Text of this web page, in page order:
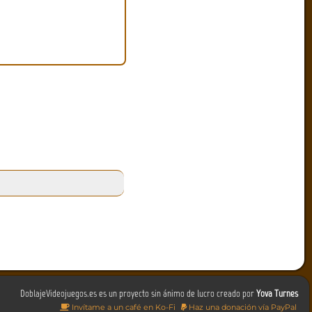
DoblajeVideojuegos.es es un proyecto sin ánimo de lucro creado porYova Turnes
Invítame a un café en Ko-Fi Haz una donación vía PayPal